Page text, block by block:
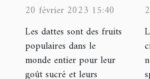
elles à la prise
de poids ?
20 février 2023 15:40
Les dattes sont des fruits
populaires dans le
monde entier pour leur
goût sucré et leurs